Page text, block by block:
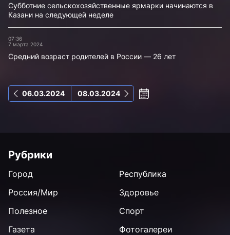
Субботние сельскохозяйственные ярмарки начинаются в
Казани на следующей неделе
07:36
7 марта 2024
Средний возраст родителей в России — 26 лет
06.03.2024 08.03.2024
Рубрики
Город
Республика
Россия/Мир
Здоровье
Полезное
Спорт
Газета
Фотогалереи